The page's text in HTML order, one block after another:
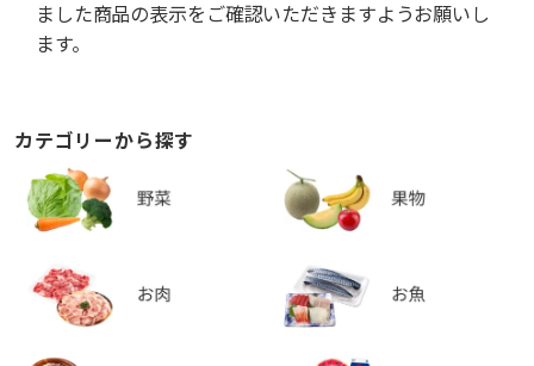
ました商品の表示をご確認いただきますようお願いし
ます。
カテゴリーから探す